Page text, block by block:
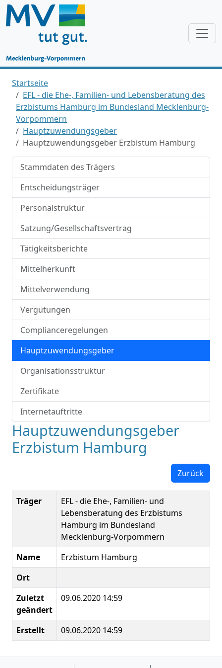
Startseite
EFL - die Ehe-, Familien- und Lebensberatung des
Erzbistums Hamburg im Bundesland Mecklenburg-
Vorpommern
Hauptzuwendungsgeber
Hauptzuwendungsgeber Erzbistum Hamburg
Stammdaten des Trägers
Entscheidungsträger
Personalstruktur
Satzung/Gesellschaftsvertrag
Tätigkeitsberichte
Mittelherkunft
Mittelverwendung
Vergütungen
Complianceregelungen
Hauptzuwendungsgeber
Organisationsstruktur
Zertifikate
Internetauftritte
Hauptzuwendungsgeber
Erzbistum Hamburg
Zurück
Träger
EFL - die Ehe-, Familien- und
Lebensberatung des Erzbistums
Hamburg im Bundesland
Mecklenburg-Vorpommern
Name
Erzbistum Hamburg
Ort
Zuletzt
geändert
09.06.2020 14:59
Erstellt 09.06.2020 14:59